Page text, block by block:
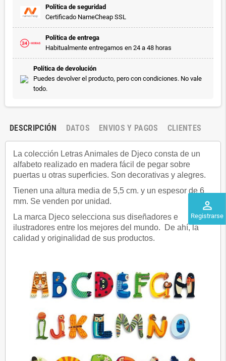
perm_identity
Registrarse
Política de seguridad
Certificado NameCheap SSL
Política de entrega
Habitualmente entregamos en 24 a 48 horas
Política de devolución
Puedes devolver el producto, pero con condiciones. No vale
todo.
DESCRIPCIÓN DATOS ENVIOS Y PAGOS CLIENTES
La colección Letras Animales de Djeco consta de un
alfabeto realizado en madera fácil de pegar sobre
puertas u otras superficies. Son decorativas y alegres.
Tienen una altura media de 5,5 cm. y un espesor de 6
mm. Se venden por unidad.
La marca Djeco selecciona sus diseñadores e
ilustradores entre los mejores del mundo. De ahí, la
calidad y originalidad de sus productos.